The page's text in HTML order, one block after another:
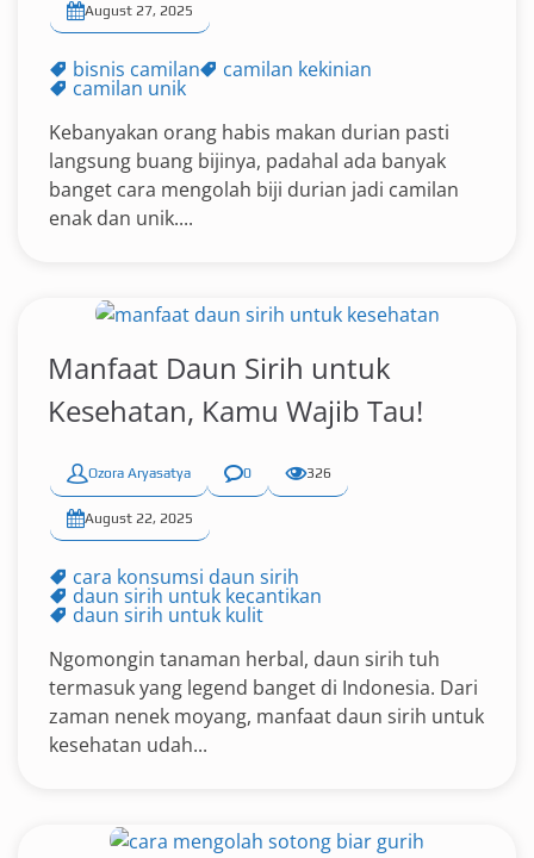
August 27, 2025
bisnis camilan camilan kekinian
camilan unik
Kebanyakan orang habis makan durian pasti
langsung buang bijinya, padahal ada banyak
banget cara mengolah biji durian jadi camilan
enak dan unik....
Manfaat Daun Sirih untuk
Kesehatan, Kamu Wajib Tau!
Ozora Aryasatya 0 326
August 22, 2025
cara konsumsi daun sirih
daun sirih untuk kecantikan
daun sirih untuk kulit
Ngomongin tanaman herbal, daun sirih tuh
termasuk yang legend banget di Indonesia. Dari
zaman nenek moyang, manfaat daun sirih untuk
kesehatan udah...